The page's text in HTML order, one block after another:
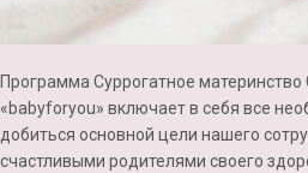
Программа Суррогатное материнство
«babyforyou» включает в себя все
добиться основной цели нашего
счастливыми родителями своего